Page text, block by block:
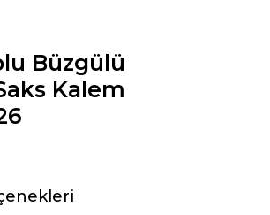
Büzgülü
Kalem